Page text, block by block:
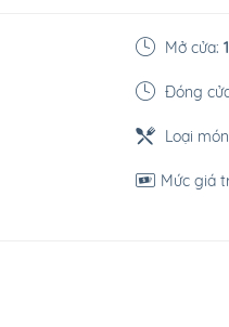
Mở cửa:
Đóng
Loại
Mức giá